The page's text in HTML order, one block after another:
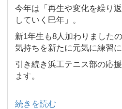
今年は「再生や変化を繰り
していく巳年」。
新1年生も8人加わりました
気持ちを新たに元気に練習
引き続き浜工テニス部の応
ます。
続きを読む